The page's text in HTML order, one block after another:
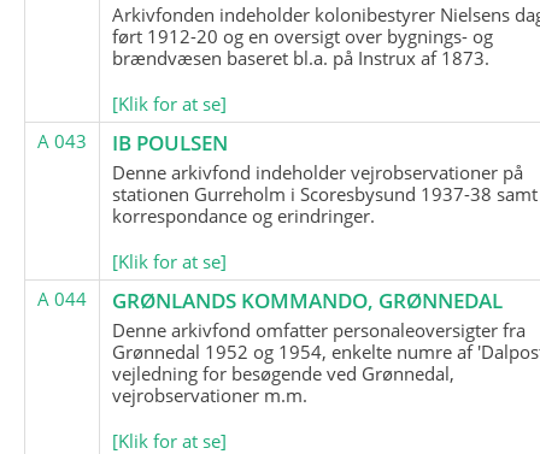
Arkivfonden indeholder kolonibestyrer Nielsens
ført 1912-20 og en oversigt over bygnings- og
brændvæsen baseret bl.a. på Instrux af 1873.
[Klik for at se]
A 043
IB POULSEN
Denne arkivfond indeholder vejrobservationer på
stationen Gurreholm i Scoresbysund 1937-38 samt
korrespondance og erindringer.
[Klik for at se]
A 044
GRØNLANDS KOMMANDO, GRØNNEDAL
Denne arkivfond omfatter personaleoversigter fra
Grønnedal 1952 og 1954, enkelte numre af
vejledning for besøgende ved Grønnedal,
vejrobservationer m.m.
[Klik for at se]